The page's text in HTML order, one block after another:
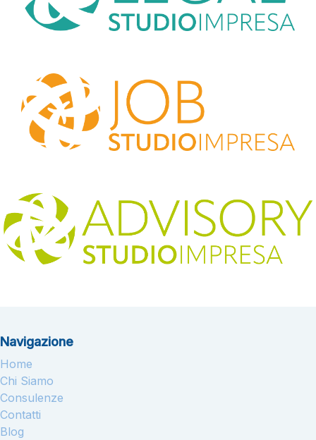
Navigazione
Home
Chi Siamo
Consulenze
Contatti
Blog